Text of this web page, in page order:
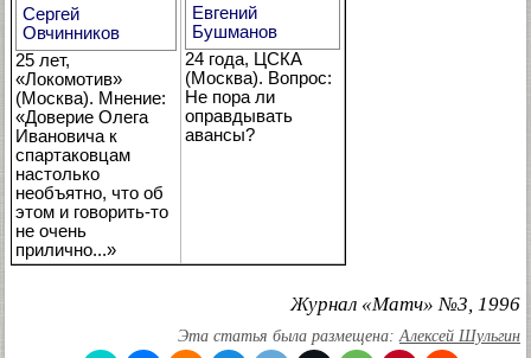
Сергей
Овчинников
25 лет,
«Локомотив»
(Москва). Мнение:
«Доверие Олега
Ивановича к
спартаковцам
настолько
необъятно, что об
этом и говорить-то
не очень
прилично...»
Евгений
Бушманов
24 года, ЦСКА
(Москва). Вопрос:
Не пора ли
оправдывать
авансы?
Журнал «Матч» №3, 1996
Эта статья была размещена:Алексей Шульгин